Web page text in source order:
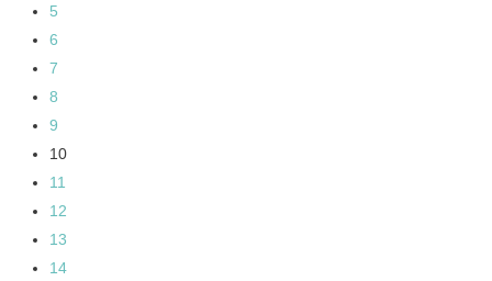
5
6
7
8
9
10
11
12
13
14